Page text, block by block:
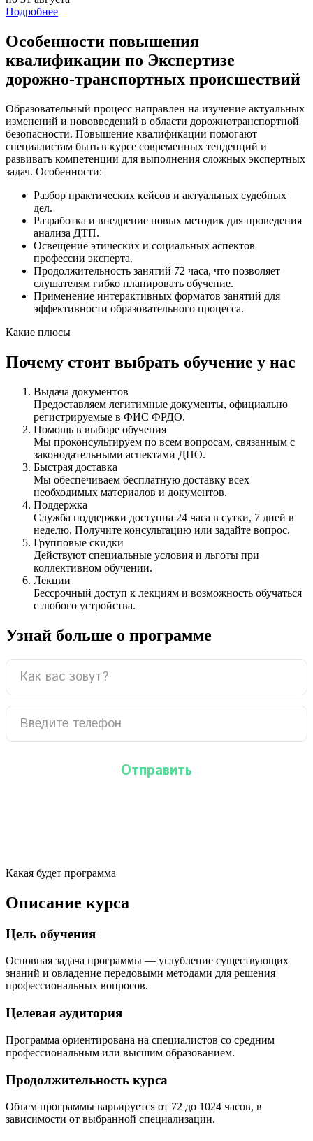
Подробнее
Особенности повышения
квалификации по Экспертизе
дорожно-транспортных происшествий
Образовательный процесс направлен на изучение актуальных
изменений и нововведений в области дорожнотранспортной
безопасности. Повышение квалификации помогают
специалистам быть в курсе современных тенденций и
развивать компетенции для выполнения сложных экспертных
задач. Особенности:
Разбор практических кейсов и актуальных судебных
дел.
Разработка и внедрение новых методик для проведения
анализа ДТП.
Освещение этических и социальных аспектов
профессии эксперта.
Продолжительность занятий 72 часа, что позволяет
слушателям гибко планировать обучение.
Применение интерактивных форматов занятий для
эффективности образовательного процесса.
Какие плюсы
Почему стоит выбрать обучение у нас
Выдача документов
Предоставляем легитимные документы, официально
регистрируемые в ФИС ФРДО.
Помощь в выборе обучения
Мы проконсультируем по всем вопросам, связанным с
законодательными аспектами ДПО.
Быстрая доставка
Мы обеспечиваем бесплатную доставку всех
необходимых материалов и документов.
Поддержка
Служба поддержки доступна 24 часа в сутки, 7 дней в
неделю. Получите консультацию или задайте вопрос.
Групповые скидки
Действуют специальные условия и льготы при
коллективном обучении.
Лекции
Бессрочный доступ к лекциям и возможность обучаться
с любого устройства.
Узнай больше о программе
Какая будет программа
Описание курса
Цель обучения
Основная задача программы — углубление существующих
знаний и овладение передовыми методами для решения
профессиональных вопросов.
Целевая аудитория
Программа ориентирована на специалистов со средним
профессиональным или высшим образованием.
Продолжительность курса
Объем программы варьируется от 72 до 1024 часов, в
зависимости от выбранной специализации.